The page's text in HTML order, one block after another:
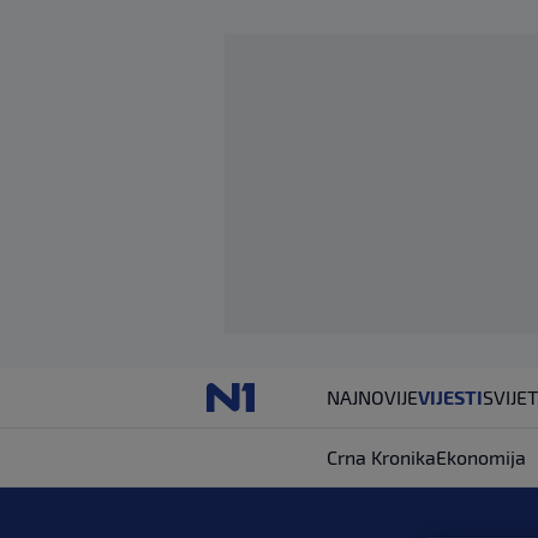
NAJNOVIJEVIJESTISVIJET
Crna KronikaEkonomija